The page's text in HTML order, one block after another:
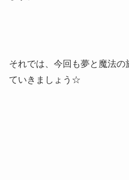
それでは、今回も夢と魔法の
ていきましょう☆